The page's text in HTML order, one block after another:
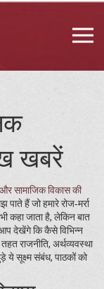
खबरें
सामाजिक विकास की
हैं जो हमारे रोज‑मर्रा
कहा जाता है, लेकिन बात
आप देखेंगे कि कैसे विभिन्न
राजनीति, अर्थव्यवस्था
सूक्ष्म संबंध, पाठकों को